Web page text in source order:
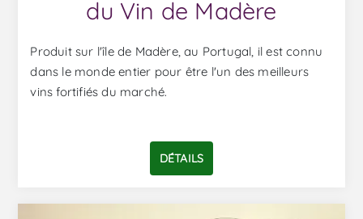
du Vin de Madère
Produit sur l'île de Madère, au Portugal, il est connu
dans le monde entier pour être l'un des meilleurs
vins fortifiés du marché.
DÉTAILS